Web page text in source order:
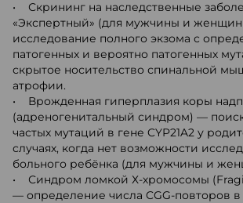
• Скрининг на наследственные
«Экспертный» (для мужчины и
исследование полного экзома с
патогенных и вероятно патогенных
скрытое носительство спинальной
атрофии.
• Врожденная гиперплазия коры
(адреногенитальный синдром) —
частых мутаций в гене CYP21A2 у
случаях, когда нет возможности
больного ребёнка (для мужчины и
• Синдром ломкой Х-хромосомы
— определение числа CGG-повторов в